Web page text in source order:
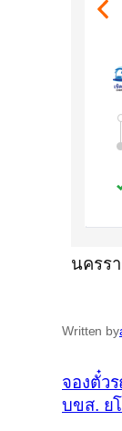
นครร
Written by
จองตั๋ว
บขส. ย